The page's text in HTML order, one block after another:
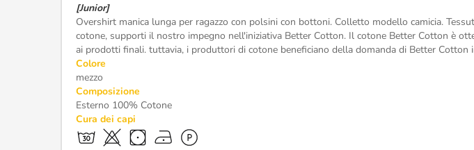
[Junior]
Overshirt manica lunga per ragazzo con polsini con bottoni. Colletto modello camicia.
cotone, supporti il nostro impegno nell'iniziativa Better Cotton. Il cotone Better Cotton è
ai prodotti finali. tuttavia, i produttori di cotone beneficiano della domanda di Better Cotton
Colore
mezzo
Composizione
Esterno 100% Cotone
Cura dei capi